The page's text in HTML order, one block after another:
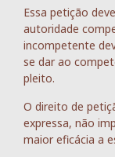
Essa petição
autoridade
incompetente
se dar ao
pleito.
O direito de
expressa, não
maior eficácia a